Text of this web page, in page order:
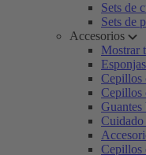
Sets de
Sets de
Accesorios
Mostrar
Cepillos
Cepillos
Guantes
Cuidado
Cepillos